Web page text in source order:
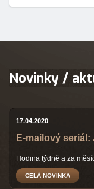
Novinky /
17.04.2020
E-mailový
Hodina týdně a za
CELÁ NOVINKA